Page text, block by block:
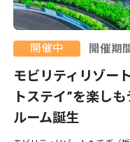
開催中 開催期
モビリティリゾー
トステイ”を楽し
ルーム誕生